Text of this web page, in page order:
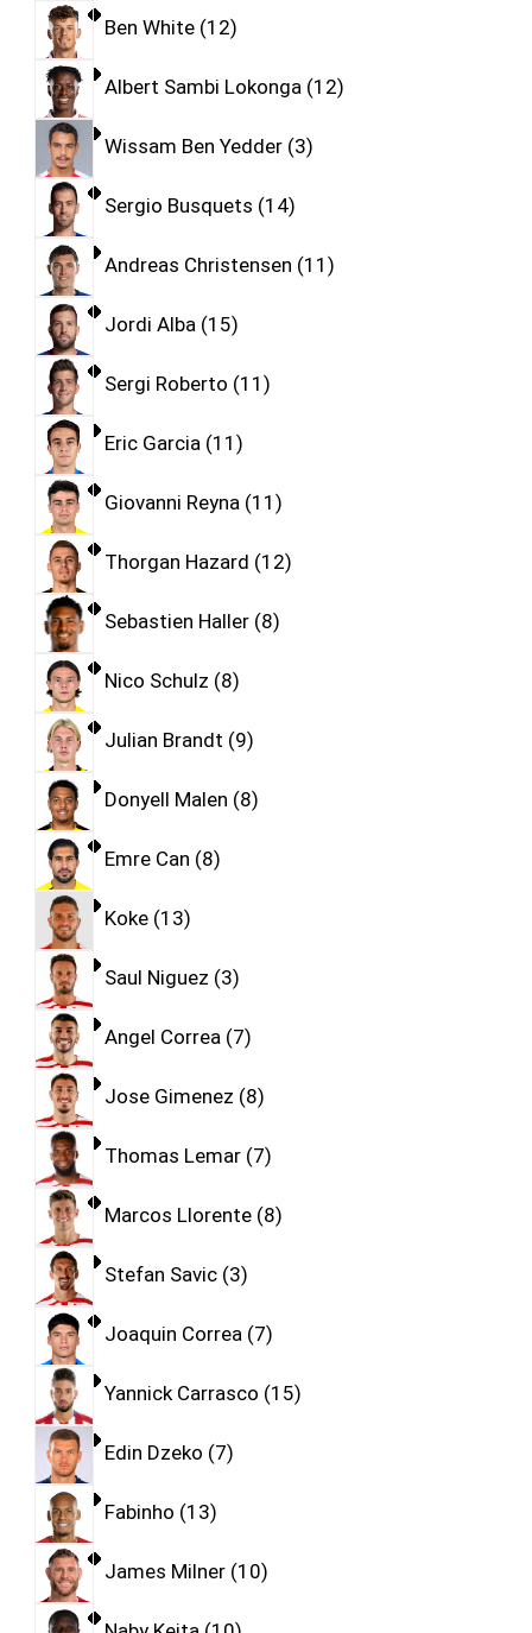
Ben White 12
Albert Sambi Lokonga 12
Wissam Ben Yedder 3
Sergio Busquets 14
Andreas Christensen 11
Jordi Alba 15
Sergi Roberto 11
Eric Garcia 11
Giovanni Reyna 11
Thorgan Hazard 12
Sebastien Haller 8
Nico Schulz 8
Julian Brandt 9
Donyell Malen 8
Emre Can 8
Koke 13
Saul Niguez 3
Angel Correa 7
Jose Gimenez 8
Thomas Lemar 7
Marcos Llorente 8
Stefan Savic 3
Joaquin Correa 7
Yannick Carrasco 15
Edin Dzeko 7
Fabinho 13
James Milner 10